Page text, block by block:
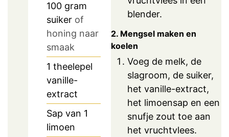
100 gram
suiker of
honing naar
smaak
1 theelepel
vanille-
extract
Sap van 1
limoen
blender.
2. Mengsel maken en
koelen
Voeg de melk, de
slagroom, de suiker,
het vanille-extract,
het limoensap en een
snufje zout toe aan
het vruchtvlees.